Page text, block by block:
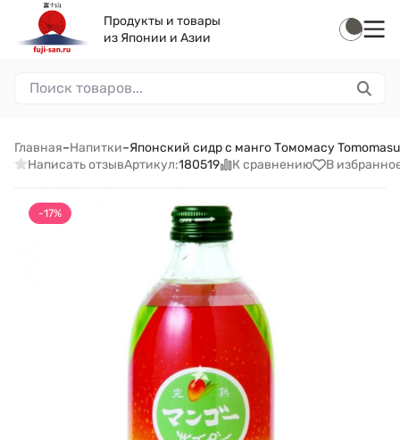
Продукты и товары
из Японии и Азии
Главная–Напитки–Японский сидр с манго Томомасу
Написать отзывАртикул:180519 К сравнению В
-17%